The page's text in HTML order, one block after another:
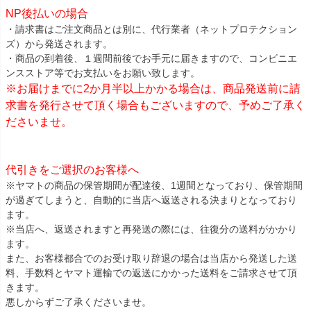
NP後払いの場合
・請求書はご注文商品とは別に、代行業者（ネットプロテクション
ズ）から発送されます。
・商品の到着後、１週間前後でお手元に届きますので、コンビニエ
ンスストア等でお支払いをお願い致します。
※お届けまでに2か月半以上かかる場合は、商品発送前に請
求書を発行させて頂く場合もございますので、予めご了承く
ださいませ。
代引きをご選択のお客様へ
※ヤマトの商品の保管期間が配達後、1週間となっており、保管期間
が過ぎてしまうと、自動的に当店へ返送される決まりとなっており
ます。
※当店へ、返送されますと再発送の際には、往復分の送料がかかり
ます。
また、お客様都合でのお受け取り辞退の場合は当店から発送した送
料、手数料とヤマト運輸での返送にかかった送料をご請求させて頂
きます。
悪しからずご了承くださいませ。